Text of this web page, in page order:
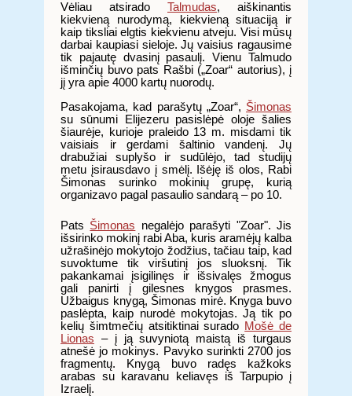
Vėliau atsirado Talmudas, aiškinantis
kiekvieną nurodymą, kiekvieną situaciją ir
kaip tiksliai elgtis kiekvienu atveju. Visi mūsų
darbai kaupiasi sieloje. Jų vaisius ragausime
tik pajautę dvasinį pasaulį. Vienu Talmudo
išminčių buvo pats Rašbi („Zoar“ autorius), į
jį yra apie 4000 kartų nuorodų.
Pasakojama, kad parašytų „Zoar“, Šimonas
su sūnumi Elijezeru pasislėpė oloje šalies
šiaurėje, kurioje praleido 13 m. misdami tik
vaisiais ir gerdami šaltinio vandenį. Jų
drabužiai suplyšo ir sudūlėjo, tad studijų
metu įsirausdavo į smėlį. Išėję iš olos, Rabi
Šimonas surinko mokinių grupę, kurią
organizavo pagal pasaulio sandarą – po 10.
Pats Šimonas negalėjo parašyti "Zoar". Jis
išsirinko mokinį rabi Aba, kuris aramėjų kalba
užrašinėjo mokytojo žodžius, tačiau taip, kad
suvoktume tik viršutinį jos sluoksnį. Tik
pakankamai įsigilinęs ir išsivalęs žmogus
gali panirti į gilesnes knygos prasmes.
Užbaigus knygą, Šimonas mirė. Knyga buvo
paslėpta, kaip nurodė mokytojas. Ją tik po
kelių šimtmečių atsitiktinai surado Mošė de
Lionas – į ją suvyniotą maistą iš turgaus
atnešė jo mokinys. Pavyko surinkti 2700 jos
fragmentų. Knygą buvo radęs kažkoks
arabas su karavanu keliavęs iš Tarpupio į
Izraelį.